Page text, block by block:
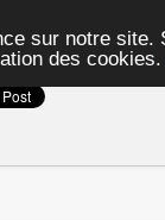
sur notre
des cookies.